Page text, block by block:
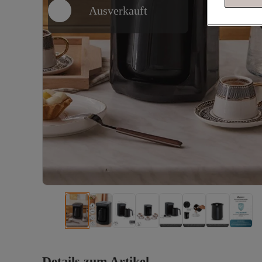
Ausverkauft